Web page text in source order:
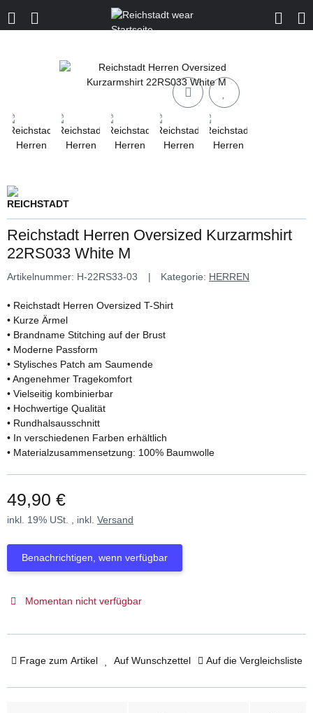
Reichstadt Herren Oversized Kurzarmshirt
22RS033 White M
Artikelnummer: H-22RS33-03 Kategorie: HERREN
• Reichstadt Herren Oversized T-Shirt
• Kurze Ärmel
• Brandname Stitching auf der Brust
• Moderne Passform
• Stylisches Patch am Saumende
• Angenehmer Tragekomfort
• Vielseitig kombinierbar
• Hochwertige Qualität
• Rundhalsausschnitt
• In verschiedenen Farben erhältlich
• Materialzusammensetzung: 100% Baumwolle
49,90 €
inkl. 19% USt. , inkl. Versand
Benachrichtigen, wenn verfügbar
Momentan nicht verfügbar
Frage zum Artikel Auf Wunschzettel Auf die Vergleichsliste